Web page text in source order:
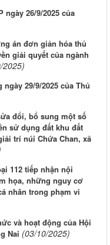
ngày 26/9/2025 của
án đơn giản hóa thủ
giải quyết của ngành
2025)
29/9/2025 của Thủ
đổi, bổ sung một số
sử dụng đất khu đất
trí núi Chứa Chan, xã
112 tiếp nhận nội
họa, những nguy cơ
nhân trong phạm vi
và hoạt động của Hội
Nai (03/10/2025)